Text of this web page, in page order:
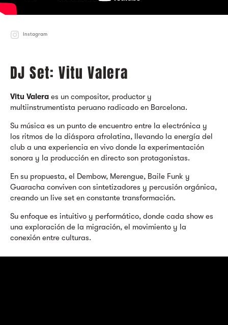
Instagram
DJ Set: Vitu Valera
Vitu Valera es un compositor, productor y
multiinstrumentista peruano radicado en Barcelona.
Su música es un punto de encuentro entre la electrónica y
los ritmos de la diáspora afrolatina, llevando la energía del
club a una experiencia en vivo donde la experimentación
sonora y la producción en directo son protagonistas.
En su propuesta, el Dembow, Merengue, Baile Funk y
Guaracha conviven con sintetizadores y percusión orgánica,
creando un live set en constante transformación.
Su enfoque es intuitivo y performático, donde cada show es
una exploración de la migración, el movimiento y la
conexión entre culturas.